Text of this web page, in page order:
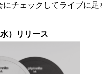
にチェックしてライブに
）リリース